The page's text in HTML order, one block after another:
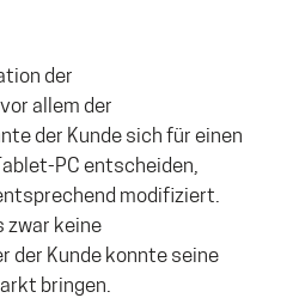
der
allem der
der Kunde sich für einen
PC entscheiden,
modifiziert.
zwar keine
der Kunde konnte seine
bringen.